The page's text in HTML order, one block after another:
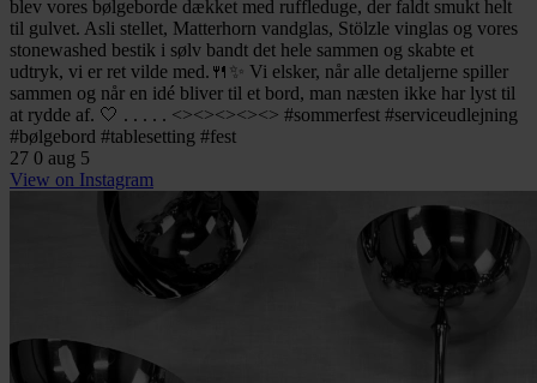
blev vores bølgeborde dækket med ruffleduge, der faldt smukt helt
til gulvet. Asli stellet, Matterhorn vandglas, Stölzle vinglas og vores
stonewashed bestik i sølv bandt det hele sammen og skabte et
udtryk, vi er ret vilde med.🍴✨ Vi elsker, når alle detaljerne spiller
sammen og når en idé bliver til et bord, man næsten ikke har lyst til
at rydde af. 🤍 . . . . . <><><><><> #sommerfest #serviceudlejning
#bølgebord #tablesetting #fest
27 0 aug 5
View on Instagram